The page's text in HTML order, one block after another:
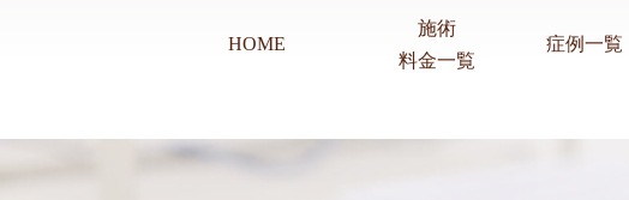
HOME
施術
料金一覧
症例一覧